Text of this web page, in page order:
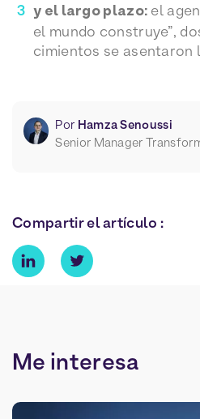
y el largo plazo: el
el mundo construye”,
cimientos se asentaron
Por Hamza Senoussi
Senior Manager
Compartir el artículo :
Me interesa